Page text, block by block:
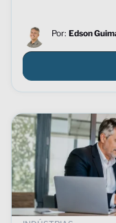
Por: Edson